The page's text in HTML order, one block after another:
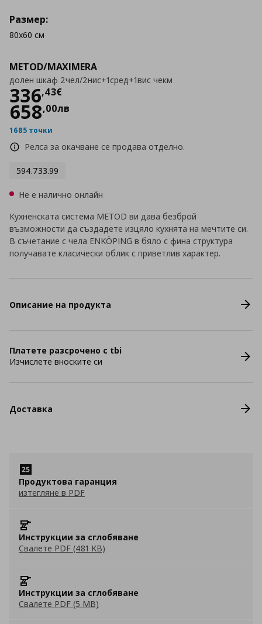
METOD/MAXIMERA
долен шкаф 2чел/2нис+1сред+1вис чекм
336,43€
Цена
658,00лв
1685 точки
Релса за окачване се продава отделно.
594.733.99
Размер:
80x60 см
Не е налично онлайн
Кухненската система METOD ви дава безброй
възможности да създадете изцяло кухнята на мечтите си.
В съчетание с чела ENKÖPING в бяло с фина структура
получавате класически облик с приветлив характер.
Описание на продукта
Платете разсрочено с tbi
Изчислете вноските си
Доставка
Продуктова гаранция
изтегляне в PDF
Инструкции за сглобяване
Свалете PDF (481 KB)
Инструкции за сглобяване
Свалете PDF (5 MB)